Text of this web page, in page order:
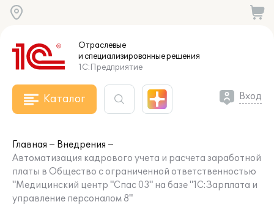
Отраслевые
и специализированныерешения
1С:Предприятие
Каталог Вход
Главная
Внедрения
Автоматизация кадрового учета и расчета заработной
платы в Общество с ограниченной ответственностью
"Медицинский центр "Спас 03" на базе "1С:Зарплата и
управление персоналом 8"